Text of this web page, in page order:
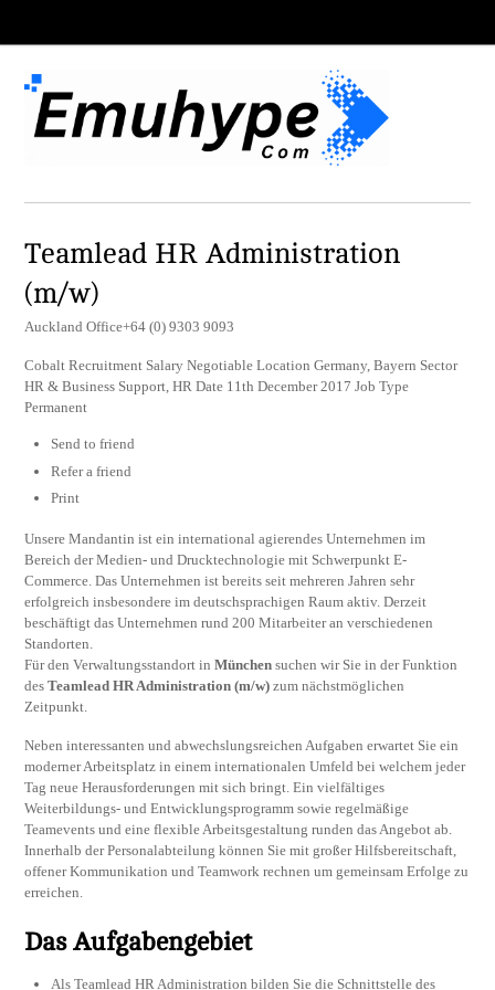
Teamlead HR Administration
(m/w)
Auckland Office+64 (0) 9303 9093
Cobalt Recruitment Salary Negotiable Location Germany, Bayern Sector
HR & Business Support, HR Date 11th December 2017 Job Type
Permanent
Send to friend
Refer a friend
Print
Unsere Mandantin ist ein international agierendes Unternehmen im
Bereich der Medien- und Drucktechnologie mit Schwerpunkt E-
Commerce. Das Unternehmen ist bereits seit mehreren Jahren sehr
erfolgreich insbesondere im deutschsprachigen Raum aktiv. Derzeit
beschäftigt das Unternehmen rund 200 Mitarbeiter an verschiedenen
Standorten.
Für den Verwaltungsstandort inMünchen suchen wir Sie in der Funktion
desTeamlead HR Administration (m/w) zum nächstmöglichen
Zeitpunkt.
Neben interessanten und abwechslungsreichen Aufgaben erwartet Sie ein
moderner Arbeitsplatz in einem internationalen Umfeld bei welchem jeder
Tag neue Herausforderungen mit sich bringt. Ein vielfältiges
Weiterbildungs- und Entwicklungsprogramm sowie regelmäßige
Teamevents und eine flexible Arbeitsgestaltung runden das Angebot ab.
Innerhalb der Personalabteilung können Sie mit großer Hilfsbereitschaft,
offener Kommunikation und Teamwork rechnen um gemeinsam Erfolge zu
erreichen.
Das Aufgabengebiet
Als Teamlead HR Administration bilden Sie die Schnittstelle des